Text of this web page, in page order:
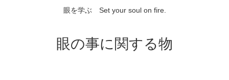
眼を学ぶ Set your soul on fire.
眼の事に関する物